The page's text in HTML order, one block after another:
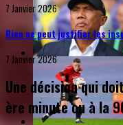
7 Janvier 2026
Rien ne peut justifier les
7 Janvier 2026
Une décision qui
ère minute ou à la